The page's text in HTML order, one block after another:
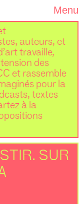
Menu
auteurs, et
travaille,
des
et rassemble
pour la
textes
à la
SUR